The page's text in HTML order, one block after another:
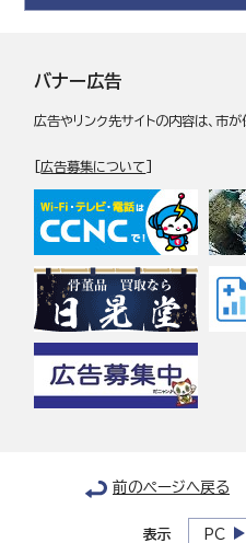
バナー広告
広告やリンク先サイトの内容は、市
[広告募集について
前のページへ戻る
表示 PC